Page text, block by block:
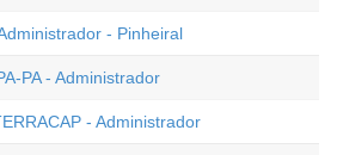
- Pinheiral
PA - Administrador
- Administrador